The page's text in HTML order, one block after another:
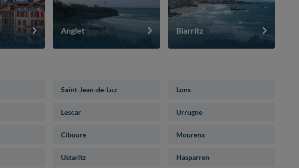
Anglet Biarritz
Saint-Jean-de-Luz Lons
Lescar Urrugne
Ciboure Mourenx
Ustaritz Hasparren